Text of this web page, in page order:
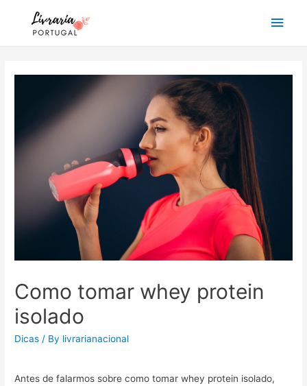
Main
Como tomar whey protein
isolado
Dicas / By livrarianacional
Antes de falarmos sobre como tomar whey protein isolado,